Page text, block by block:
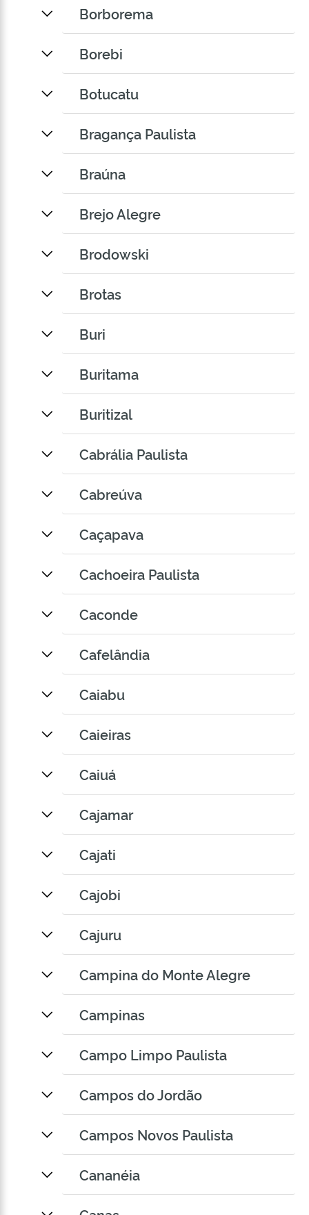
Borborema
Borebi
Botucatu
Bragança Paulista
Braúna
Brejo Alegre
Brodowski
Brotas
Buri
Buritama
Buritizal
Cabrália Paulista
Cabreúva
Caçapava
Cachoeira Paulista
Caconde
Cafelândia
Caiabu
Caieiras
Caiuá
Cajamar
Cajati
Cajobi
Cajuru
Campina do Monte Alegre
Campinas
Campo Limpo Paulista
Campos do Jordão
Campos Novos Paulista
Cananéia